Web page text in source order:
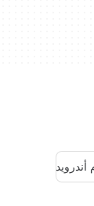
أندرويد